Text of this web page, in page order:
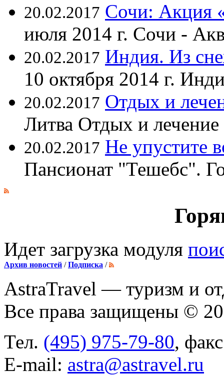
20.02.2017 Сочи: Акция
июля 2014 г. Сочи -
20.02.2017 Индия. Из
10 октября 2014 г.
20.02.2017 Отдых и
Литва Отдых и лечение
20.02.2017 Не упустите
Пансионат "Тешебс".
Идет загрузка модуля
Архив новостей /Подписка /
AstraTravel — туризм и
Все права защищены ©
Тел. (495) 975-79-80,
E-mail: astra@astravel.ru